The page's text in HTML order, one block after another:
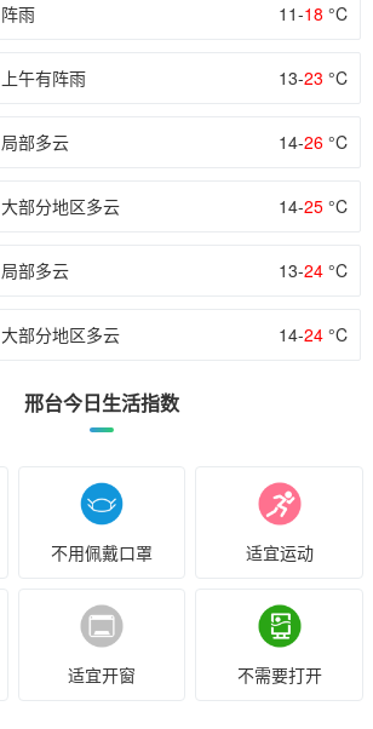
阵雨 11-18 °C
上午有阵雨 13-23 °C
局部多云 14-26 °C
大部分地区多云 14-25 °C
局部多云 13-24 °C
大部分地区多云 14-24 °C
邢台今日生活指数
不用佩戴口罩 适宜运动
适宜开窗 不需要打开